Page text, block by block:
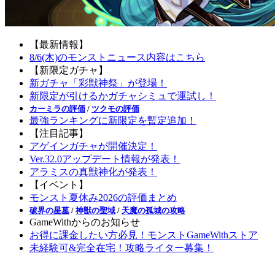
【最新情報】
8/6(木)のモンストニュース内容はこちら
【新限定ガチャ】
新ガチャ「彩獣神祭」が登場！
新限定が引けるかガチャシミュで運試し！
カーミラの評価 / ツクモの評価
最強ランキングに新限定を暫定追加！
【注目記事】
アゲインガチャが開催決定！
Ver.32.0アップデート情報が発表！
アラミスの真獣神化が発表！
【イベント】
モンスト夏休み2026の評価まとめ
破界の星墓 / 神獣の聖域 / 天魔の孤城の攻略
GameWithからのお知らせ
お得に課金したい方必見！モンストGameWithストア
未経験可&完全在宅！攻略ライター募集！